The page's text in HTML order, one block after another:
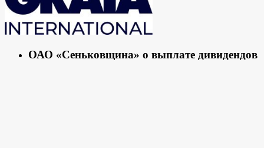
ОАО «Сеньковщина» о выплате дивидендов